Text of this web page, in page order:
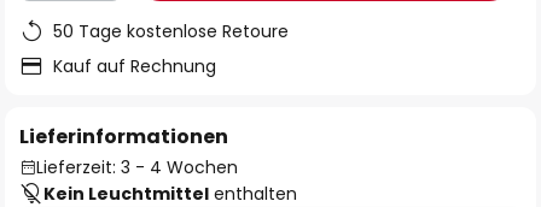
50 Tage kostenlose Retoure
Kauf auf Rechnung
Lieferinformationen
Lieferzeit: 3 - 4 Wochen
Kein Leuchtmittel enthalten